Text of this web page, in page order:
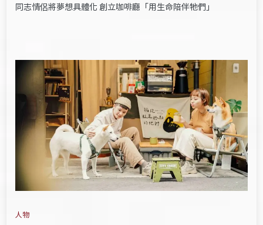
同志情侶將夢想具體化 創立咖啡廳「用生命陪伴牠們」
人物